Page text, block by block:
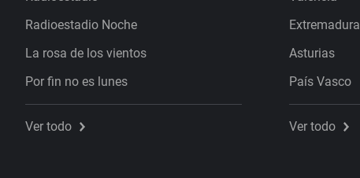
Radioestadio Noche
La rosa de los vientos
Por fin no es lunes
Ver todo
Extremadura
Asturias
País Vasco
Ver todo